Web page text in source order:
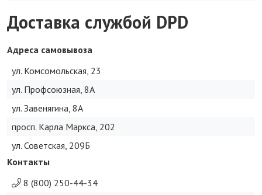
Доставка службой DPD
Адреса самовывоза
ул. Комсомольская, 23
ул. Профсоюзная, 8А
ул. Завенягина, 8А
просп. Карла Маркса, 202
ул. Советская, 209Б
Контакты
8 (800) 250-44-34